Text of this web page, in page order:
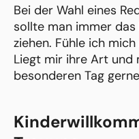
Bei der Wahl eines
sollte man immer das
ziehen. Fühle ich
Liegt mir ihre Art und
besonderen Tag